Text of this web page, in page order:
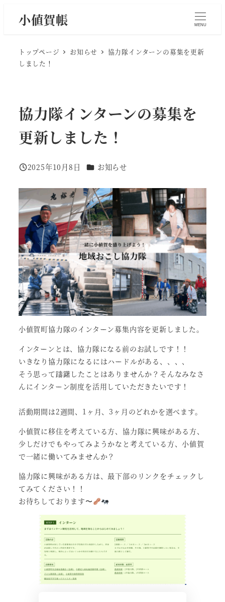
小値賀帳 MENU
トップページ お知らせ
協力隊インターンの募集を更新
しました！
協力隊インターンの募集を
更新しました！
投稿日
2025年10月8日 カテゴリー
お知らせ
小値賀町協力隊のインターン募集内容を更新しました。
インターンとは、協力隊になる前のお試しです！！
いきなり協力隊になるにはハードルがある、、、、
そう思って躊躇したことはありませんか？そんなみなさ
んにインターン制度を活用していただきたいです！
活動期間は2週間、1ヶ月、3ヶ月のどれかを選べます。
小値賀に移住を考えている方、協力隊に興味がある方、
少しだけでもやってみようかなと考えている方、小値賀
で一緒に働いてみませんか？
協力隊に興味がある方は、最下部のリンクをチェックし
てみてください！！
お待ちしております〜